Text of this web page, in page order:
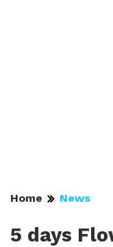
Home News
5 days